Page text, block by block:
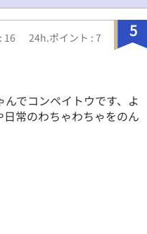
5
16 24h.ポイント : 7
でコンペイトウです、よ
常のわちゃわちゃをのん